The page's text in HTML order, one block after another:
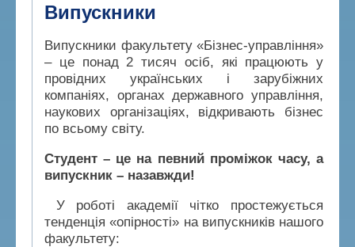
Випускники
Випускники факультету «Бізнес-управління»
– це понад 2 тисяч осіб, які працюють у
провідних українських і зарубіжних
компаніях, органах державного управління,
наукових організаціях, відкривають бізнес
по всьому світу.
Студент – це на певний проміжок часу, а
випускник – назавжди!
У роботі академії чітко простежується
тенденція «опірності» на випускників нашого
факультету: